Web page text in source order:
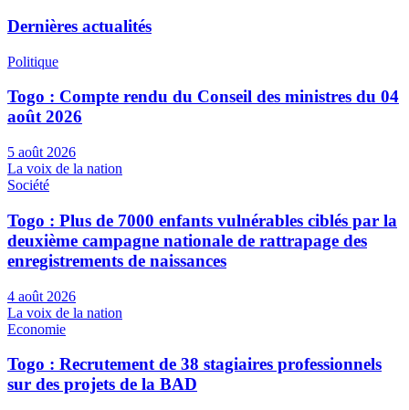
Dernières actualités
Politique
Togo : Compte rendu du Conseil des ministres du 04
août 2026
5 août 2026
La voix de la nation
Société
Togo : Plus de 7000 enfants vulnérables ciblés par la
deuxième campagne nationale de rattrapage des
enregistrements de naissances
4 août 2026
La voix de la nation
Economie
Togo : Recrutement de 38 stagiaires professionnels
sur des projets de la BAD